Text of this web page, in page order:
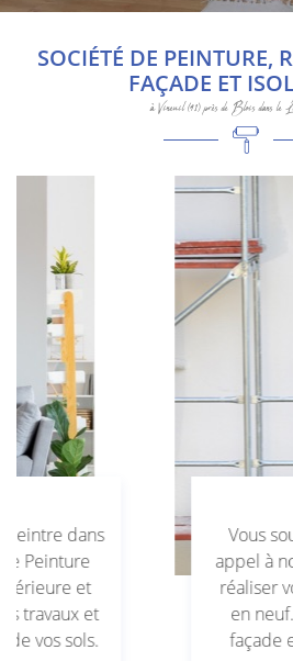
SOCIÉTÉ DE PEINTURE,
FAÇADE ET
à Vineuil (41) près de Blois dans
RAVALEMENT DE
Vous souhaitez embellir
appel à nos experts
réaliser vos travaux de
en neuf. Nous nettoyons,
façade et réalisons les